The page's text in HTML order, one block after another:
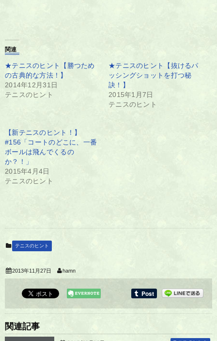
関連
★テニスのヒント【勝つため
の古典的な方法！】
2014年12月31日
テニスのヒント
★テニスのヒント【抜けるパ
ッシングショットを打つ秘
訣！】
2015年1月7日
テニスのヒント
【新テニスのヒント！】
#156「コートのどこに、一番
ボールは飛んでくるの
か？！」
2015年4月4日
テニスのヒント
テニスのヒント
2013年11月27日 hamn
関連記事